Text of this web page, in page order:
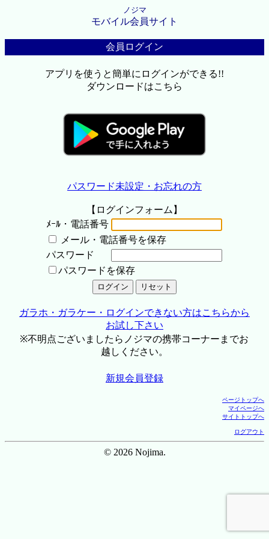
ノジマ
モバイル会員サイト
会員ログイン
アプリを使うと簡単にログインができる!!
ダウンロードはこちら
パスワード未設定・お忘れの方
【ログインフォーム】
ﾒｰﾙ・電話番号
メール・電話番号を保存
パスワード
パスワードを保存
ガラホ・ガラケー・ログインできない方はこちらから
お試し下さい
※不明点ございましたらノジマの携帯コーナーまでお
越しください。
新規会員登録
ページトップへ
マイページへ
サイトトップへ
ログアウト
© 2026 Nojima.